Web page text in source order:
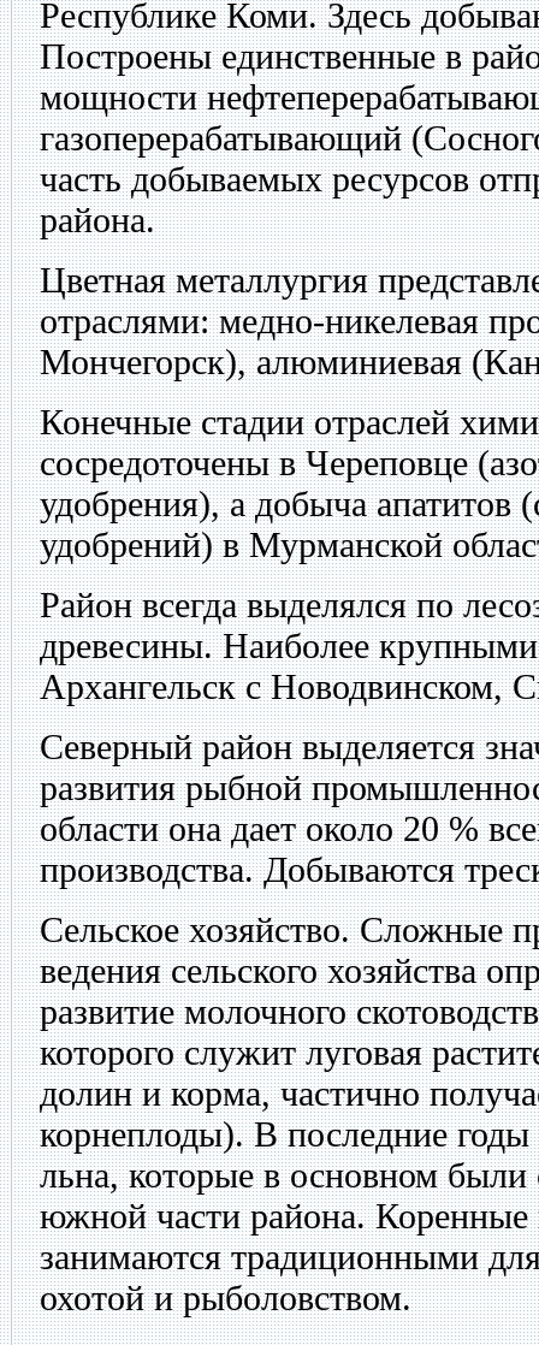
Республике Коми. Здесь
Построены единственные в
мощности
газоперерабатывающий
часть добываемых ресурсов
района.
Цветная металлургия
отраслями: медно-никелевая
Мончегорск), алюминиевая
Конечные стадии отраслей
сосредоточены в Череповце
удобрения), а добыча
удобрений) в Мурманской
Район всегда выделялся по
древесины. Наиболее
Архангельск с Новодвинском,
Северный район выделяется
развития рыбной
области она дает около 20 %
производства. Добываются
Сельское хозяйство.Сложные
ведения сельского хозяйства
развитие молочного
которого служит луговая
долин и корма, частично
корнеплоды). В последние
льна, которые в основном были
южной части района. Коренные
занимаются традиционными
охотой и рыболовством.